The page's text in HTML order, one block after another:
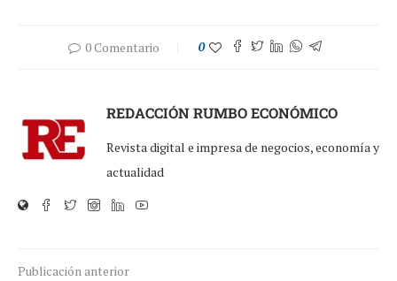
0 Comentario 0
REDACCIÓN RUMBO ECONÓMICO
Revista digital e impresa de negocios, economía y
actualidad
Publicación anterior